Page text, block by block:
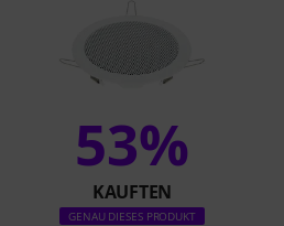
53%
KAUFTEN
GENAU DIESES PRODUKT